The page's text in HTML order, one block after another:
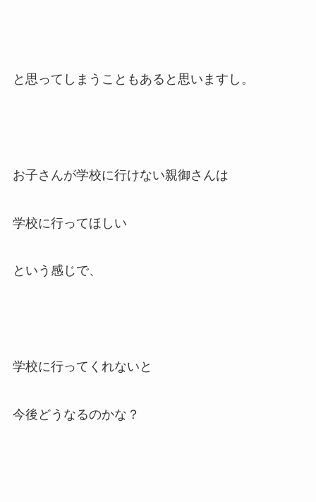
と思ってしまうこともあると思いますし。
お子さんが学校に行けない親御さんは
学校に行ってほしい
という感じで、
学校に行ってくれないと
今後どうなるのかな？